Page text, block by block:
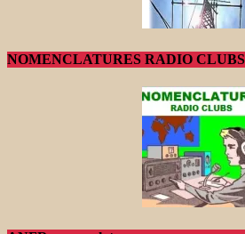
NOMENCLATURES RADIO CLUBS